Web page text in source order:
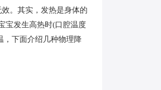
。其实，发热是身体的
宝发生高热时(口腔温度
下面介绍几种物理降